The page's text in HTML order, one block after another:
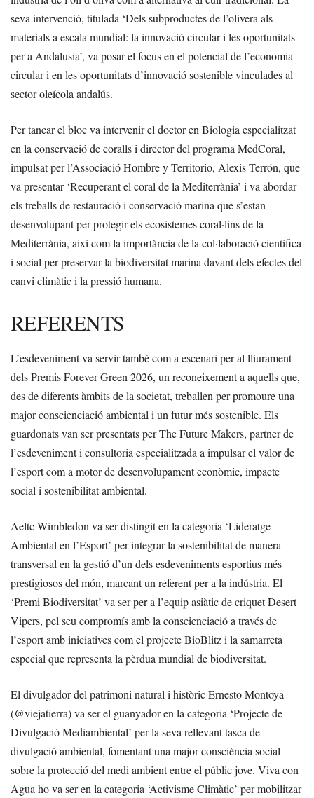
seva intervenció, titulada ‘Dels subproductes de l’olivera als
materials a escala mundial: la innovació circular i les oportunitats
per a Andalusia’, va posar el focus en el potencial de l’economia
circular i en les oportunitats d’innovació sostenible vinculades al
sector oleícola andalús.
Per tancar el bloc va intervenir el doctor en Biologia especialitzat
en la conservació de coralls i director del programa MedCoral,
impulsat per l’Associació Hombre y Territorio, Alexis Terrón, que
va presentar ‘Recuperant el coral de la Mediterrània’ i va abordar
els treballs de restauració i conservació marina que s’estan
desenvolupant per protegir els ecosistemes coral·lins de la
Mediterrània, així com la importància de la col·laboració científica
i social per preservar la biodiversitat marina davant dels efectes del
canvi climàtic i la pressió humana.
REFERENTS
L’esdeveniment va servir també com a escenari per al lliurament
dels Premis Forever Green 2026, un reconeixement a aquells que,
des de diferents àmbits de la societat, treballen per promoure una
major conscienciació ambiental i un futur més sostenible. Els
guardonats van ser presentats per The Future Makers, partner de
l’esdeveniment i consultoria especialitzada a impulsar el valor de
l’esport com a motor de desenvolupament econòmic, impacte
social i sostenibilitat ambiental.
Aeltc Wimbledon va ser distingit en la categoria ‘Lideratge
Ambiental en l’Esport’ per integrar la sostenibilitat de manera
transversal en la gestió d’un dels esdeveniments esportius més
prestigiosos del món, marcant un referent per a la indústria. El
‘Premi Biodiversitat’ va ser per a l’equip asiàtic de criquet Desert
Vipers, pel seu compromís amb la conscienciació a través de
l’esport amb iniciatives com el projecte BioBlitz i la samarreta
especial que representa la pèrdua mundial de biodiversitat.
El divulgador del patrimoni natural i històric Ernesto Montoya
(@viejatierra) va ser el guanyador en la categoria ‘Projecte de
Divulgació Mediambiental’ per la seva rellevant tasca de
divulgació ambiental, fomentant una major consciència social
sobre la protecció del medi ambient entre el públic jove. Viva con
Agua ho va ser en la categoria ‘Activisme Climàtic’ per mobilitzar